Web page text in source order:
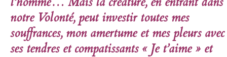
notre Volonté, peut investir toutes mes
souffrances, mon amertume et mes pleurs avec
ses tendres et compatissants « Je t’aime» et